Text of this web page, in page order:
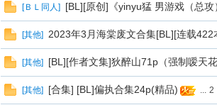
[ＢＬ同人] [BL][原创]《yinyu猛 男游戏（总攻
[其他] 2023年3月海棠废文合集[BL][连载
[其他] [BL][作者文集]狄醉山71p（强制嗳天花
[其他] [合集] [BL]偏执合集24p(精品) ... 2